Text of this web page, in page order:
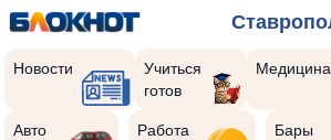
Новости
Учиться
готов
Медицина
Авто Работа
Бары